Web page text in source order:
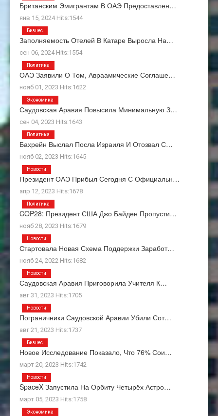
Британским Эмигрантам В ОАЭ Предоставлен…
янв 15, 2024 Hits:1544
Заполняемость Отелей В Катаре Выросла На…
сен 06, 2024 Hits:1554
Бизнес
ОАЭ Заявили О Том, Авраамические Соглаше…
нояб 01, 2023 Hits:1622
Политика
Саудовская Аравия Повысила Минимальную З…
сен 04, 2023 Hits:1643
Экономика
Бахрейн Выслал Посла Израиля И Отозвал С…
нояб 02, 2023 Hits:1645
Политика
Президент ОАЭ Прибыл Сегодня С Официальн…
апр 12, 2023 Hits:1678
Новости
COP28: Президент США Джо Байден Пропусти…
нояб 28, 2023 Hits:1679
Политика
Стартовала Новая Схема Поддержки Заработ…
нояб 24, 2022 Hits:1682
Новости
Саудовская Аравия Приговорила Учителя К…
авг 31, 2023 Hits:1705
Новости
Пограничники Саудовской Аравии Убили Сот…
авг 21, 2023 Hits:1737
Новости
Новое Исследование Показало, Что 76% Сои…
март 20, 2023 Hits:1742
Бизнес
SpaceX Запустила На Орбиту Четырёх Астро…
март 05, 2023 Hits:1758
Новости
Экономика